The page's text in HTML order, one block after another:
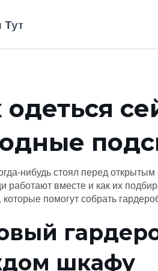
одеться
стоял перед
работают вместе и как их
помогут собрать
шкафу